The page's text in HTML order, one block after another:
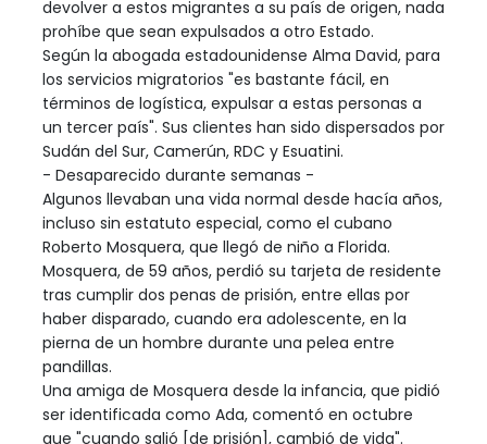
devolver a estos migrantes a su país de origen, nada
prohíbe que sean expulsados a otro Estado.
Según la abogada estadounidense Alma David, para
los servicios migratorios "es bastante fácil, en
términos de logística, expulsar a estas personas a
un tercer país". Sus clientes han sido dispersados por
Sudán del Sur, Camerún, RDC y Esuatini.
- Desaparecido durante semanas -
Algunos llevaban una vida normal desde hacía años,
incluso sin estatuto especial, como el cubano
Roberto Mosquera, que llegó de niño a Florida.
Mosquera, de 59 años, perdió su tarjeta de residente
tras cumplir dos penas de prisión, entre ellas por
haber disparado, cuando era adolescente, en la
pierna de un hombre durante una pelea entre
pandillas.
Una amiga de Mosquera desde la infancia, que pidió
ser identificada como Ada, comentó en octubre
que "cuando salió [de prisión], cambió de vida".